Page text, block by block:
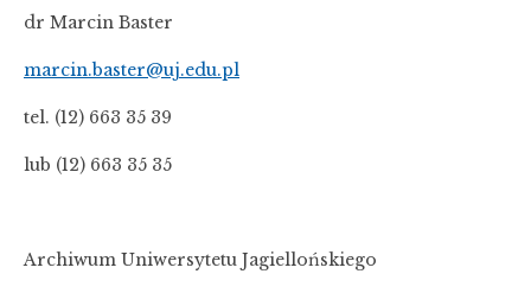
dr Marcin Baster
marcin.baster@uj.edu.pl
tel. (12) 663 35 39
lub (12) 663 35 35
Archiwum Uniwersytetu Jagiellońskiego